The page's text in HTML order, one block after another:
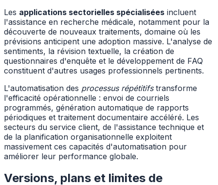
Les applications sectorielles spécialisées incluent
l'assistance en recherche médicale, notamment pour la
découverte de nouveaux traitements, domaine où les
prévisions anticipent une adoption massive. L'analyse de
sentiments, la révision textuelle, la création de
questionnaires d'enquête et le développement de FAQ
constituent d'autres usages professionnels pertinents.
L'automatisation des processus répétitifstransforme
l'efficacité opérationnelle : envoi de courriels
programmés, génération automatique de rapports
périodiques et traitement documentaire accéléré. Les
secteurs du service client, de l'assistance technique et
de la planification organisationnelle exploitent
massivement ces capacités d'automatisation pour
améliorer leur performance globale.
Versions, plans et limites de